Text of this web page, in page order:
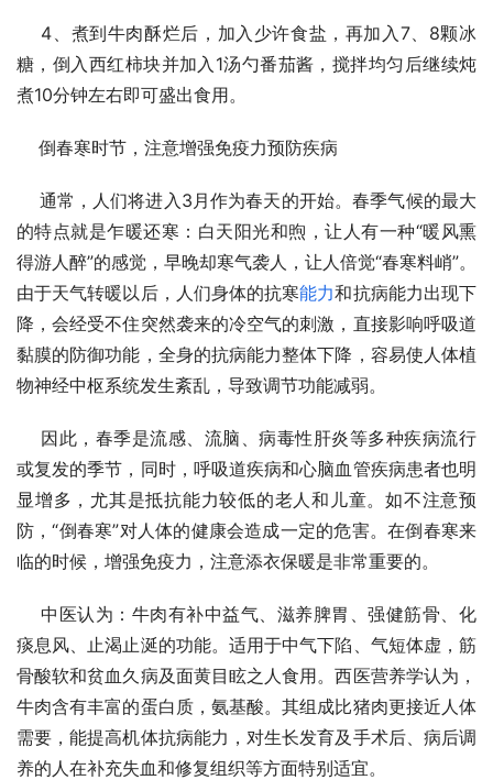
4、煮到牛肉酥烂后，加入少许食盐，再加入7、8颗冰
糖，倒入西红柿块并加入1汤勺番茄酱，搅拌均匀后继续炖
煮10分钟左右即可盛出食用。
倒春寒时节，注意增强免疫力预防疾病
通常，人们将进入3月作为春天的开始。春季气候的最大
的特点就是乍暖还寒：白天阳光和煦，让人有一种“暖风熏
得游人醉”的感觉，早晚却寒气袭人，让人倍觉“春寒料峭”。
由于天气转暖以后，人们身体的抗寒能力和抗病能力出现下
降，会经受不住突然袭来的冷空气的刺激，直接影响呼吸道
黏膜的防御功能，全身的抗病能力整体下降，容易使人体植
物神经中枢系统发生紊乱，导致调节功能减弱。
因此，春季是流感、流脑、病毒性肝炎等多种疾病流行
或复发的季节，同时，呼吸道疾病和心脑血管疾病患者也明
显增多，尤其是抵抗能力较低的老人和儿童。如不注意预
防，“倒春寒”对人体的健康会造成一定的危害。在倒春寒来
临的时候，增强免疫力，注意添衣保暖是非常重要的。
中医认为：牛肉有补中益气、滋养脾胃、强健筋骨、化
痰息风、止渴止涎的功能。适用于中气下陷、气短体虚，筋
骨酸软和贫血久病及面黄目眩之人食用。西医营养学认为，
牛肉含有丰富的蛋白质，氨基酸。其组成比猪肉更接近人体
需要，能提高机体抗病能力，对生长发育及手术后、病后调
养的人在补充失血和修复组织等方面特别适宜。